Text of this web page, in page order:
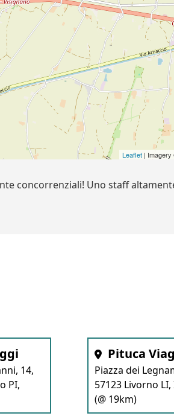
Leaflet |
concorrenziali! Uno staff
14,
PI,
Pituca
Piazza dei
57123 Livorno
(@ 19km)